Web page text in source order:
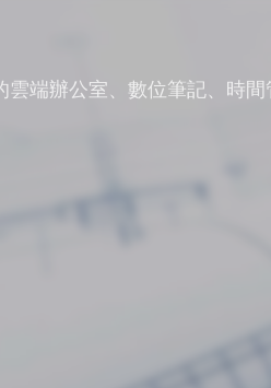
雲端辦公室、數位筆記、時